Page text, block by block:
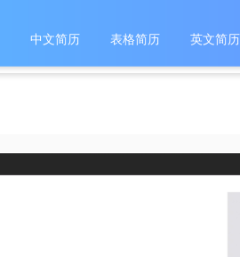
中文简历 表格简历 英文简历